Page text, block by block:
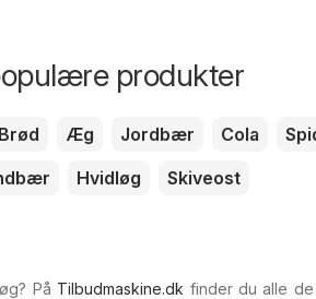
produkter
Brød Æg Jordbær Cola
Hvidløg Skiveost
På Tilbudmaskine.dk finder du alle de